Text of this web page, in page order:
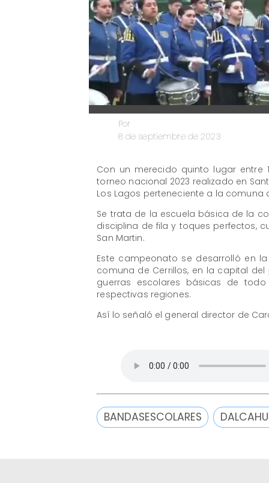
Por
8 de septiembre de 2023
Con un merecido quinto lugar
torneo nacional 2023 realizado en
Los Lagos perteneciente a la comuna
Se trata de la escuela básica de la
disciplina de fila y toques perfectos,
San Martin.
Este campeonato se desarrolló en
comuna de Cerrillos, en la capital
guerras escolares básicas de
respectivas regiones.
Así lo señaló el general director de
BANDASESCOLARES